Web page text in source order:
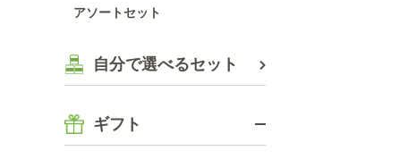
アソートセット
自分で選べるセット
ギフト